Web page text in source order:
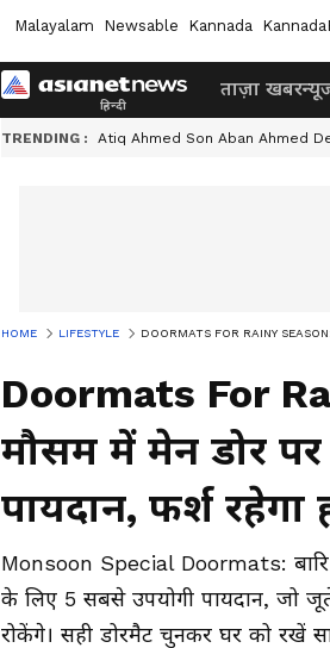
Malayalam Newsable Kannada
ताज़ा खबर
TRENDING : Atiq Ahmed Son Aban Ahmed
HOME LIFESTYLE DOORMATS FOR RAINY SEASON:
Doormats For
मौसम में मेन डोर
पायदान, फर्श
Monsoon Special Doormats:
के लिए 5 सबसे उपयोगी पायदान, जो
रोकेंगे। सही डोरमैट चुनकर घर को रखें